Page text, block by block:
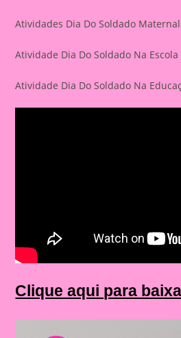
Atividades Dia Do Soldado Maternal
Atividade Dia Do Soldado Na Escola
Atividade Dia Do Soldado Na
Clique aqui para